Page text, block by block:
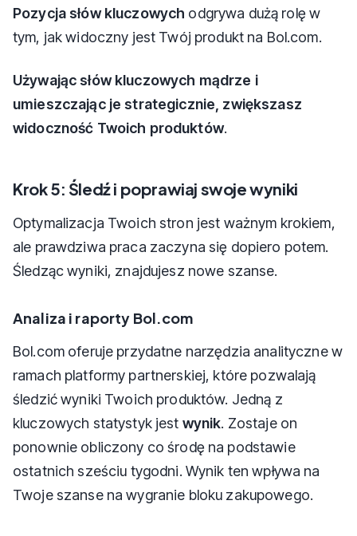
Pozycja słów kluczowych odgrywa dużą rolę w
tym, jak widoczny jest Twój produkt na Bol.com.
Używając słów kluczowych mądrze i
umieszczając je strategicznie, zwiększasz
widoczność Twoich produktów.
Krok 5: Śledź i poprawiaj swoje wyniki
Optymalizacja Twoich stron jest ważnym krokiem,
ale prawdziwa praca zaczyna się dopiero potem.
Śledząc wyniki, znajdujesz nowe szanse.
Analiza i raporty Bol.com
Bol.com oferuje przydatne narzędzia analityczne w
ramach platformy partnerskiej, które pozwalają
śledzić wyniki Twoich produktów. Jedną z
kluczowych statystyk jest wynik. Zostaje on
ponownie obliczony co środę na podstawie
ostatnich sześciu tygodni. Wynik ten wpływa na
Twoje szanse na wygranie bloku zakupowego.